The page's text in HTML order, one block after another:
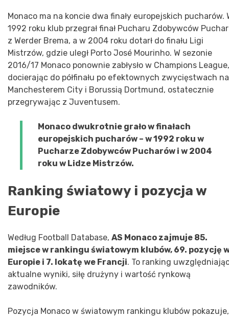
Monaco ma na koncie dwa finały europejskich pucharów.
1992 roku klub przegrał finał Pucharu Zdobywców
z Werder Brema, a w 2004 roku dotarł do finału Ligi
Mistrzów, gdzie uległ Porto José Mourinho. W sezonie
2016/17 Monaco ponownie zabłysło w Champions League,
docierając do półfinału po efektownych zwycięstwach
Manchesterem City i Borussią Dortmund, ostatecznie
przegrywając z Juventusem.
Monaco dwukrotnie grało w finałach
europejskich pucharów – w 1992 roku w
Pucharze Zdobywców Pucharów i w 2004
roku w Lidze Mistrzów.
Ranking światowy i pozycja w
Europie
Według Football Database, AS Monaco zajmuje 85.
miejsce w rankingu światowym klubów, 69. pozycję
Europie i 7. lokatę we Francji. To ranking
aktualne wyniki, siłę drużyny i wartość rynkową
zawodników.
Pozycja Monaco w światowym rankingu klubów